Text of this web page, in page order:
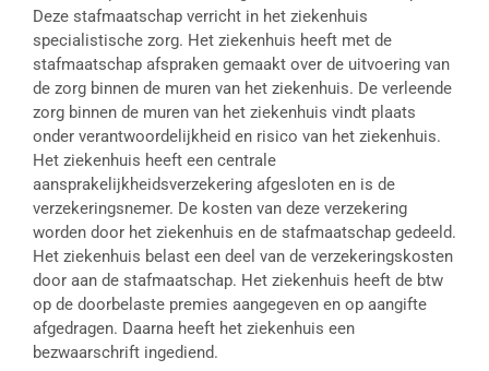
Deze stafmaatschap verricht in het ziekenhuis
specialistische zorg. Het ziekenhuis heeft met de
stafmaatschap afspraken gemaakt over de uitvoering van
de zorg binnen de muren van het ziekenhuis. De verleende
zorg binnen de muren van het ziekenhuis vindt plaats
onder verantwoordelijkheid en risico van het ziekenhuis.
Het ziekenhuis heeft een centrale
aansprakelijkheidsverzekering afgesloten en is de
verzekeringsnemer. De kosten van deze verzekering
worden door het ziekenhuis en de stafmaatschap gedeeld.
Het ziekenhuis belast een deel van de verzekeringskosten
door aan de stafmaatschap. Het ziekenhuis heeft de btw
op de doorbelaste premies aangegeven en op aangifte
afgedragen. Daarna heeft het ziekenhuis een
bezwaarschrift ingediend.